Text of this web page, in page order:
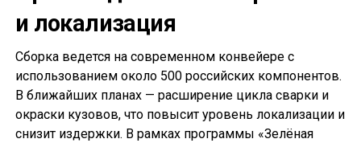
и локализация
Сборка ведется на современном конвейере с
использованием около 500 российских компонентов.
В ближайших планах — расширение цикла сварки и
окраски кузовов, что повысит уровень локализации и
снизит издержки. В рамках программы «Зелёная